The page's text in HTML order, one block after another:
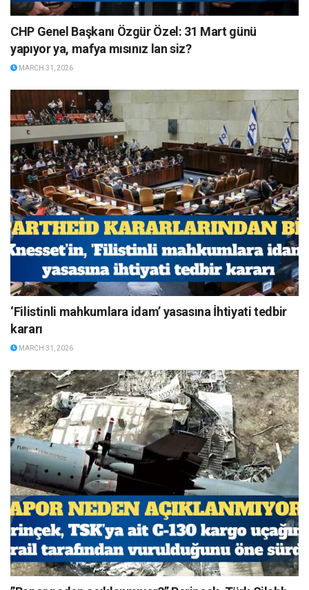
CHP Genel Başkanı Özgür Özel: 31 Mart günü
yapıyor ya, mafya mısınız lan siz?
MARCH 31, 2026
‘Filistinli mahkumlara idam’ yasasına İhtiyati tedbir
kararı
MARCH 31, 2026